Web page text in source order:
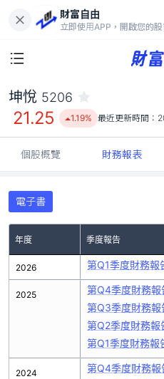
財富自由
立即使用APP，開啟您的股
21.25
坤悅 5206
21.25 1.19% 最近更新時間：
個股概覽 財務報表
電子書
年度 季度報告
2026
2025
2024
第Q1季度財務報
第Q4季度財務報
第Q3季度財務報
第Q2季度財務報
第Q1季度財務報
第Q4季度財務報